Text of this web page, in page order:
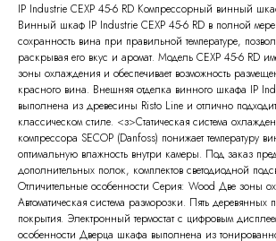
IP Industrie CEXP 45-6 RD Компрессорный винный
Винный шкаф IP Industrie CEXP 45-6 RD в полной мере
сохранность вина при правильной температуре,
раскрывая его вкус и аромат. Модель CEXP 45-6 RD
зоны охлаждения и обеспечивает возможность
красного вина. Внешняя отделка винного шкафа IP
выполнена из древесины Risto Line и отлично
классическом стиле. <з>Статическая система
компрессора SECOP (Danfoss) понижает температуру
оптимальную влажность внутри камеры. Под заказ
дополнительных полок, комплектов светодиодной
Отличительные особенности Серия: Wood Две зоны
Автоматическая система разморозки. Пять деревянных
покрытия. Электронный термостат с цифровым
особенности Дверца шкафа выполнена из